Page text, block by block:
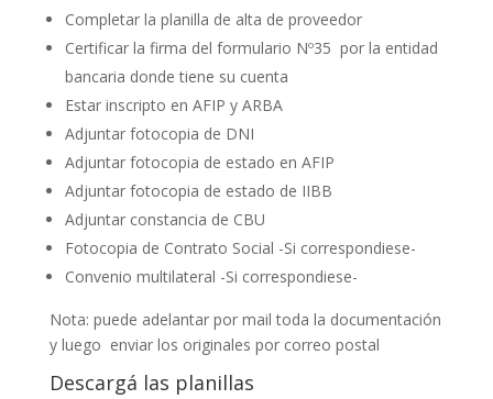
Completar la planilla de alta de proveedor
Certificar la firma del formulario Nº35 por la entidad
bancaria donde tiene su cuenta
Estar inscripto en AFIP y ARBA
Adjuntar fotocopia de DNI
Adjuntar fotocopia de estado en AFIP
Adjuntar fotocopia de estado de IIBB
Adjuntar constancia de CBU
Fotocopia de Contrato Social -Si correspondiese-
Convenio multilateral -Si correspondiese-
Nota: puede adelantar por mail toda la documentación
y luego enviar los originales por correo postal
Descargá las planillas